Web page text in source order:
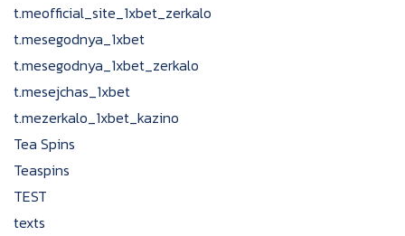
t.meofficial_site_1xbet_zerkalo
t.mesegodnya_1xbet
t.mesegodnya_1xbet_zerkalo
t.mesejchas_1xbet
t.mezerkalo_1xbet_kazino
Tea Spins
Teaspins
TEST
texts